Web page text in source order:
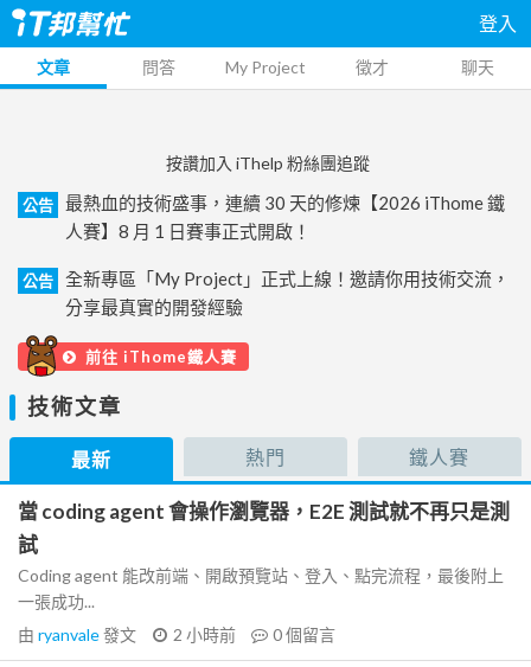
登入
文章 問答 My Project 徵才 聊天
按讚加入 iThelp 粉絲團追蹤
公告
最熱血的技術盛事，連續 30 天的修煉【2026 iThome 鐵
人賽】8 月 1 日賽事正式開啟！
公告
全新專區「My Project」正式上線！邀請你用技術交流，
分享最真實的開發經驗
前往 iThome鐵人賽
技術文章
最新 熱門 鐵人賽
當 coding agent 會操作瀏覽器，E2E 測試就不再只是測
試
Coding agent 能改前端、開啟預覽站、登入、點完流程，最後附上
一張成功...
由 ryanvale發文 2 小時前 0個留言